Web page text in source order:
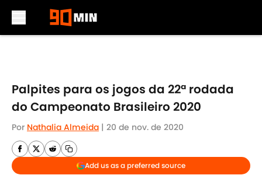
Palpites para os jogos da 22ª rodada
do Campeonato Brasileiro 2020
Por Nathalia Almeida | 20 de nov. de 2020
Add us as a preferred source